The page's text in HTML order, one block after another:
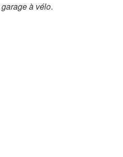
garage à vélo.